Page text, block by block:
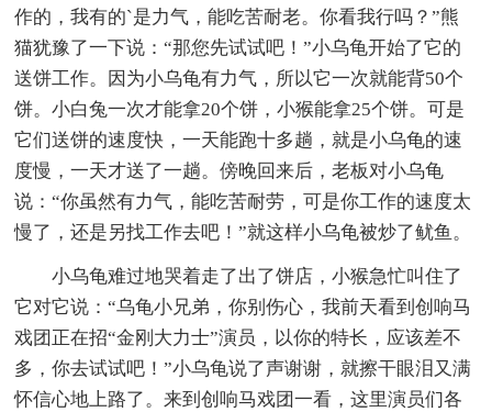
作的，我有的`是力气，能吃苦耐老。你看我行吗？”熊
猫犹豫了一下说：“那您先试试吧！”小乌龟开始了它的
送饼工作。因为小乌龟有力气，所以它一次就能背50个
饼。小白兔一次才能拿20个饼，小猴能拿25个饼。可是
它们送饼的速度快，一天能跑十多趟，就是小乌龟的速
度慢，一天才送了一趟。傍晚回来后，老板对小乌龟
说：“你虽然有力气，能吃苦耐劳，可是你工作的速度太
慢了，还是另找工作去吧！”就这样小乌龟被炒了鱿鱼。
小乌龟难过地哭着走了出了饼店，小猴急忙叫住了
它对它说：“乌龟小兄弟，你别伤心，我前天看到创响马
戏团正在招“金刚大力士”演员，以你的特长，应该差不
多，你去试试吧！”小乌龟说了声谢谢，就擦干眼泪又满
怀信心地上路了。来到创响马戏团一看，这里演员们各